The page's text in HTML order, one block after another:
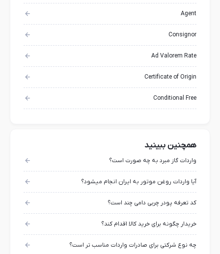
Agent
Consignor
Ad Valorem Rate
Certificate of Origin
Conditional Free
همچنین ببینید
واردات گاز مبرد به چه صورت است؟
آیا واردات روغن موتور به ایران انجام میشود؟
کد تعرفه پودر چربی دامی چند است؟
خریدار چگونه برای خرید کالا اقدام کند؟
چه نوع شرکتی برای صادرات واردات مناسب تر است؟